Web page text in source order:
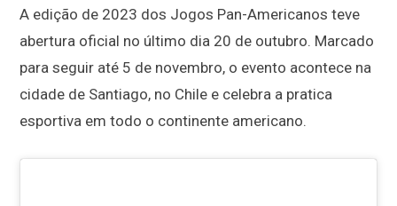
A edição de 2023 dos Jogos Pan-Americanos teve
abertura oficial no último dia 20 de outubro. Marcado
para seguir até 5 de novembro, o evento acontece na
cidade de Santiago, no Chile e celebra a pratica
esportiva em todo o continente americano.